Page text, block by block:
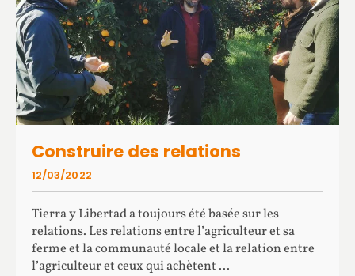
Construire des relations
Tierra y Libertad a toujours été basée sur les
relations. Les relations entre l’agriculteur et sa
ferme et la communauté locale et la relation entre
l’agriculteur et ceux qui achètent ...
12/03/2022